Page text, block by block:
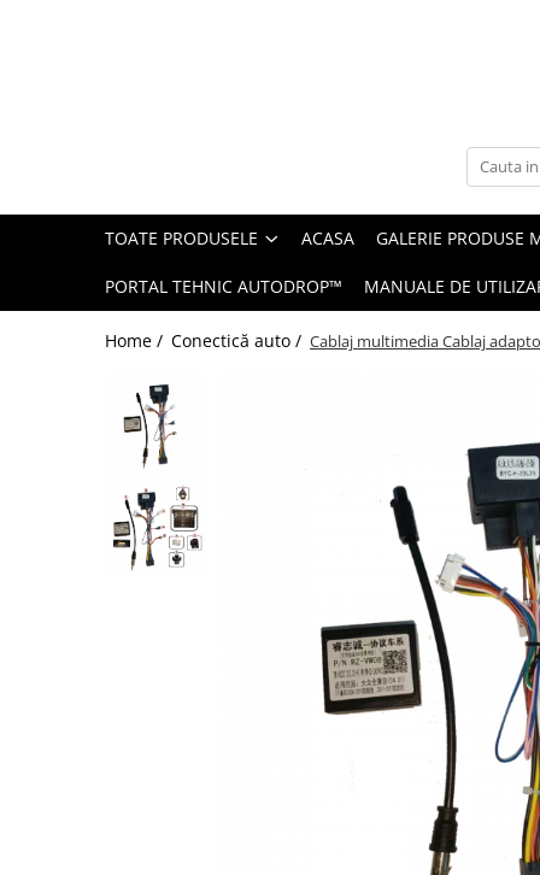
Mercedes Benz
TOATE PRODUSELE ACASA GALERIE PRODUSE
PORTAL TEHNIC AUTODROP™ MANUALE DE
Home / Conectică auto / Cablaj multimedia Cablaj